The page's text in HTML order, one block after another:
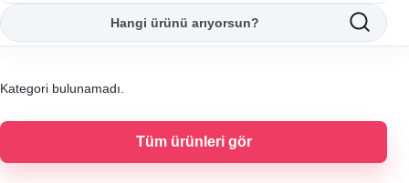
Kategori bulunamadı.
Tüm ürünleri gör